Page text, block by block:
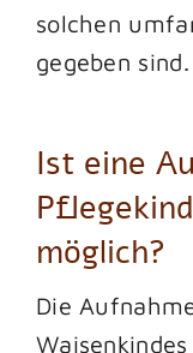
solchen
gegeben sind.
Ist eine
möglich?
Die